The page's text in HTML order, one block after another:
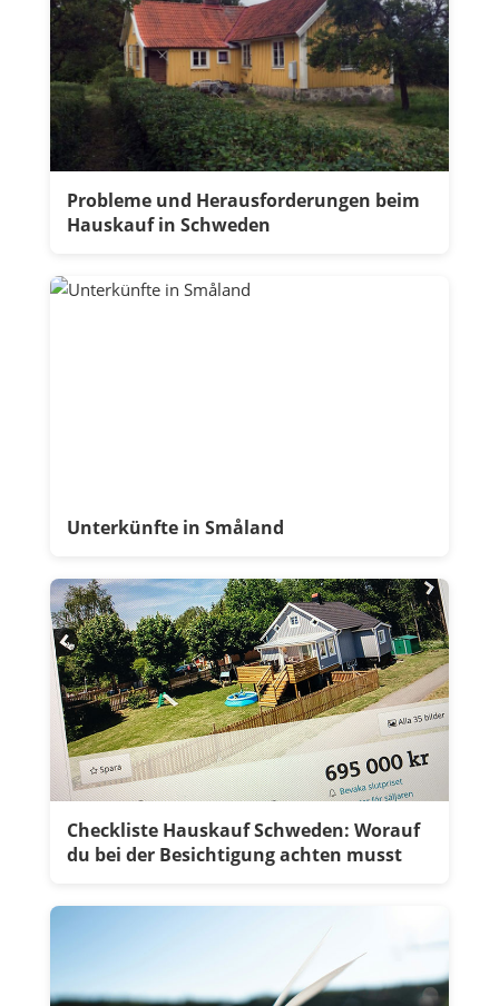
Probleme und Herausforderungen beim
Hauskauf in Schweden
Unterkünfte in Småland
Checkliste Hauskauf Schweden: Worauf
du bei der Besichtigung achten musst